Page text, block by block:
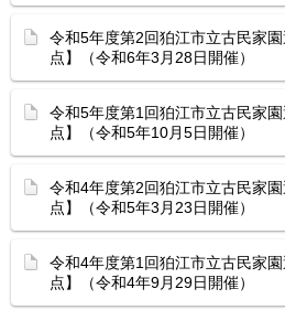
令和5年度第2回狛江市立古民家
点】（令和6年3月28日開催）
令和5年度第1回狛江市立古民家
点】（令和5年10月5日開催）
令和4年度第2回狛江市立古民家
点】（令和5年3月23日開催）
令和4年度第1回狛江市立古民家
点】（令和4年9月29日開催）